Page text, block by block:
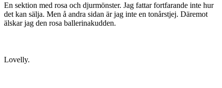
En sektion med rosa och djurmönster. Jag fattar fortfarande inte hur
det kan sälja. Men å andra sidan är jag inte en tonårstjej. Däremot
älskar jag den rosa ballerinakudden.
Lovelly.